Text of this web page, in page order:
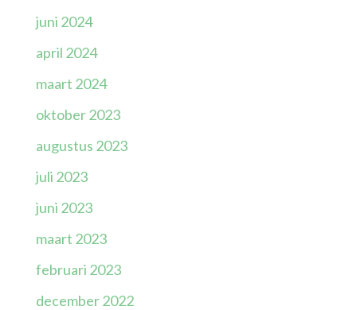
juni 2024
april 2024
maart 2024
oktober 2023
augustus 2023
juli 2023
juni 2023
maart 2023
februari 2023
december 2022